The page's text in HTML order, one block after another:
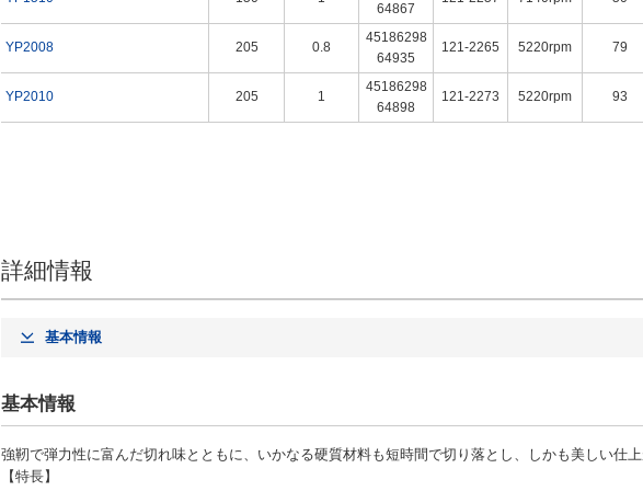
YP2008
YP2010
64867
205 0.8
45186298
64935
121-2265 5220rpm 79
205 1
45186298
64898
121-2273 5220rpm 93
詳細情報
基本情報
基本情報
強靭で弾力性に富んだ切れ味とともに、いかなる硬質材料も短時間で切り落とし、しかも美しい仕
【特長】